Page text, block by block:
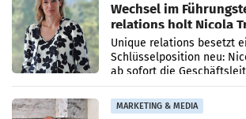
Wechsel im
relations holt Nicola
Geschäftsleitung
Unique relations besetzt
Schlüsselposition neu:
ab sofort die
PR-Agentur an der Seite
Anna Kalina-Mahr.
MARKETING & MEDIA